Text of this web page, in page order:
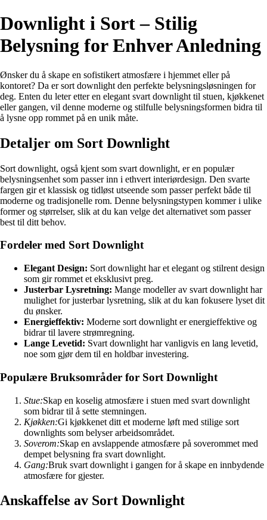
Downlight i Sort – Stilig
Belysning for Enhver Anledning
Ønsker du å skape en sofistikert atmosfære i hjemmet eller på
kontoret? Da er sort downlight den perfekte belysningsløsningen for
deg. Enten du leter etter en elegant svart downlight til stuen, kjøkkenet
eller gangen, vil denne moderne og stilfulle belysningsformen bidra til
å lysne opp rommet på en unik måte.
Detaljer om Sort Downlight
Sort downlight, også kjent som svart downlight, er en populær
belysningsenhet som passer inn i ethvert interiørdesign. Den svarte
fargen gir et klassisk og tidløst utseende som passer perfekt både til
moderne og tradisjonelle rom. Denne belysningstypen kommer i ulike
former og størrelser, slik at du kan velge det alternativet som passer
best til ditt behov.
Fordeler med Sort Downlight
Elegant Design: Sort downlight har et elegant og stilrent design
som gir rommet et eksklusivt preg.
Justerbar Lysretning: Mange modeller av svart downlight har
mulighet for justerbar lysretning, slik at du kan fokusere lyset dit
du ønsker.
Energieffektiv: Moderne sort downlight er energieffektive og
bidrar til lavere strømregning.
Lange Levetid: Svart downlight har vanligvis en lang levetid,
noe som gjør dem til en holdbar investering.
Populære Bruksområder for Sort Downlight
Stue:Skap en koselig atmosfære i stuen med svart downlight
som bidrar til å sette stemningen.
Kjøkken:Gi kjøkkenet ditt et moderne løft med stilige sort
downlights som belyser arbeidsområdet.
Soverom:Skap en avslappende atmosfære på soverommet med
dempet belysning fra svart downlight.
Gang:Bruk svart downlight i gangen for å skape en innbydende
atmosfære for gjester.
Anskaffelse av Sort Downlight